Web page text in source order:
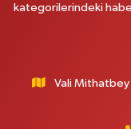
kategorilerindeki
Vali Mithatbey